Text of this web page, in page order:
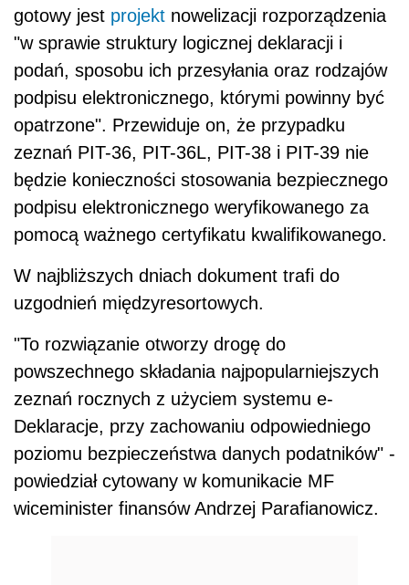
gotowy jest projekt nowelizacji rozporządzenia
"w sprawie struktury logicznej deklaracji i
podań, sposobu ich przesyłania oraz rodzajów
podpisu elektronicznego, którymi powinny być
opatrzone". Przewiduje on, że przypadku
zeznań PIT-36, PIT-36L, PIT-38 i PIT-39 nie
będzie konieczności stosowania bezpiecznego
podpisu elektronicznego weryfikowanego za
pomocą ważnego certyfikatu kwalifikowanego.
W najbliższych dniach dokument trafi do
uzgodnień międzyresortowych.
"To rozwiązanie otworzy drogę do
powszechnego składania najpopularniejszych
zeznań rocznych z użyciem systemu e-
Deklaracje, przy zachowaniu odpowiedniego
poziomu bezpieczeństwa danych podatników" -
powiedział cytowany w komunikacie MF
wiceminister finansów Andrzej Parafianowicz.